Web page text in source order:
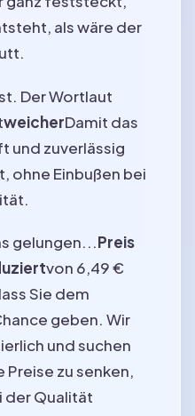
als wäre der
Der Wortlaut
weicherDamit das
und zuverlässig
ohne Einbußen bei
gelungen...Preis
von 6,49 €
Sie dem
geben. Wir
und suchen
zu senken,
der Qualität